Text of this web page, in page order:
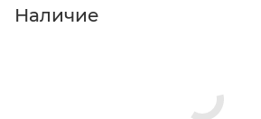
Нажмите кнопку «Оформить заказ».
Наличие